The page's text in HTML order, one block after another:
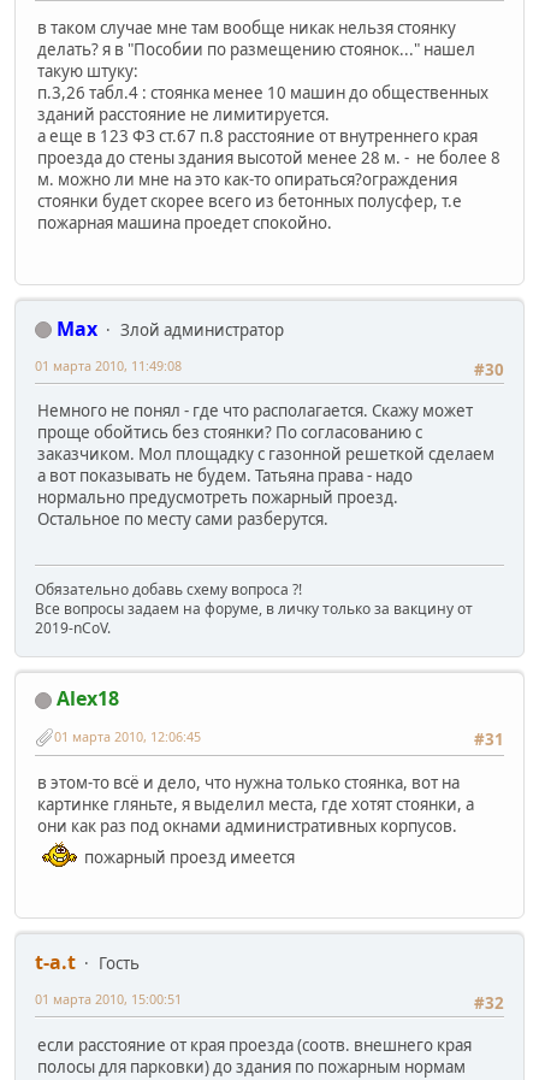
в таком случае мне там вообще никак нельзя стоянку
делать? я в "Пособии по размещению стоянок..." нашел
такую штуку:
п.3,26 табл.4 : стоянка менее 10 машин до общественных
зданий расстояние не лимитируется.
а еще в 123 ФЗ ст.67 п.8 расстояние от внутреннего края
проезда до стены здания высотой менее 28 м. - не более 8
м. можно ли мне на это как-то опираться?ограждения
стоянки будет скорее всего из бетонных полусфер, т.е
пожарная машина проедет спокойно.
Max
Злой администратор
#30
01 марта 2010, 11:49:08
Немного не понял - где что располагается. Скажу может
проще обойтись без стоянки? По согласованию с
заказчиком. Мол площадку с газонной решеткой сделаем
а вот показывать не будем. Татьяна права - надо
нормально предусмотреть пожарный проезд.
Остальное по месту сами разберутся.
Обязательно добавь схему вопроса ?!
Все вопросы задаем на форуме, в личку только за вакцину от
2019-nCoV.
Alex18
#31
01 марта 2010, 12:06:45
в этом-то всё и дело, что нужна только стоянка, вот на
картинке гляньте, я выделил места, где хотят стоянки, а
они как раз под окнами административных корпусов.
пожарный проезд имеется
t-a.t
Гость
#32
01 марта 2010, 15:00:51
если расстояние от края проезда (соотв. внешнего края
полосы для парковки) до здания по пожарным нормам